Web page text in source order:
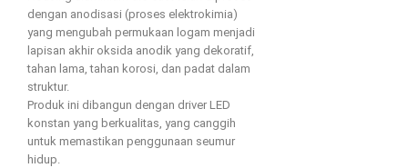
dengan anodisasi (proses elektrokimia)
yang mengubah permukaan logam menjadi
lapisan akhir oksida anodik yang dekoratif,
tahan lama, tahan korosi, dan padat dalam
struktur.
Produk ini dibangun dengan driver LED
konstan yang berkualitas, yang canggih
untuk memastikan penggunaan seumur
hidup.